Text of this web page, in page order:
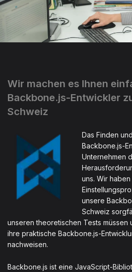
Wir machen es Ihnen
Backbone.js-Entwickler
Schweiz
Das Finden
Backbone.js-
Unternehmen
uns. Wir
unsere
Schweiz
unseren theoretischen Tests müssen
ihre praktische Backbone.js-
nachweisen.
Backbone.js ist eine JavaScript-